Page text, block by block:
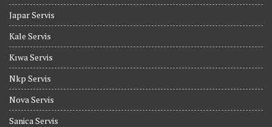
Japar Servis
Kale Servis
Kıwa Servis
Nkp Servis
Nova Servis
Sanica Servis